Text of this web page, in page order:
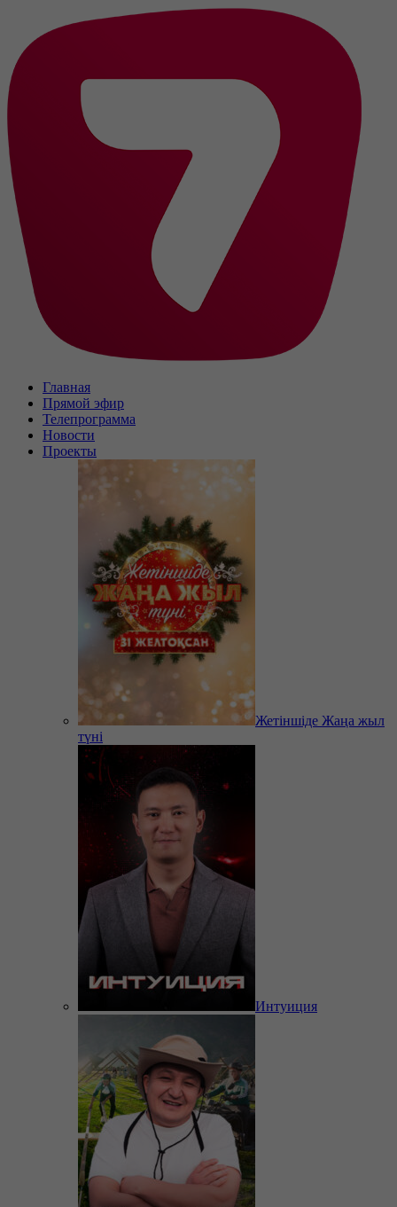
Главная
Прямой эфир
Телепрограмма
Новости
Проекты
Жетіншіде Жаңа жыл
түні
Интуиция